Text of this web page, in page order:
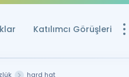
Katılımcı Görüşleri
hard hat